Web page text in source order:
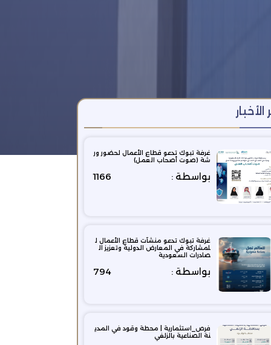
الأخبار
غرفة تبوك تدعو قطاع الأعمال لحضور ور
شة (صوت أصحاب العمل)
بواسطة : 1166
غرفة تبوك تدعو منشآت قطاع الأعمال ل
لمشاركة في المعارض الدولية وتعزيز ال
صادرات السعودية
بواسطة : 794
فرص_استثمارية | محطة وقود في المدي
نة الصناعية بالزلفي